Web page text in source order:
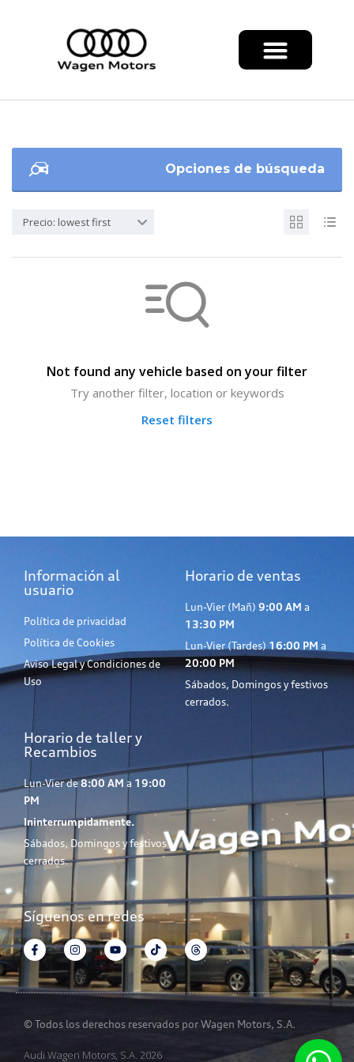
Opciones de búsqueda
Precio: lowest first
Not found any vehicle based on your filter
Try another filter, location or keywords
Reset filters
Información al
usuario
Política de privacidad
Política de Cookies
Aviso Legal y Condiciones de
Uso
Horario de ventas
Lun-Vier (Mañ) 9:00 AM a
13:30 PM
Lun-Vier (Tardes) 16:00 PM a
20:00 PM
Sábados, Domingos y festivos
cerrados.
Horario de taller y
Recambios
Lun-Vier de8:00 AM a 19:00
PM
Ininterrumpidamente.
Sábados, Domingos y festivos
cerrados.
Síguenos en redes
© Todos los derechos reservados por Wagen Motors, S.A.
Audi Wagen Motors, S.A. 2026